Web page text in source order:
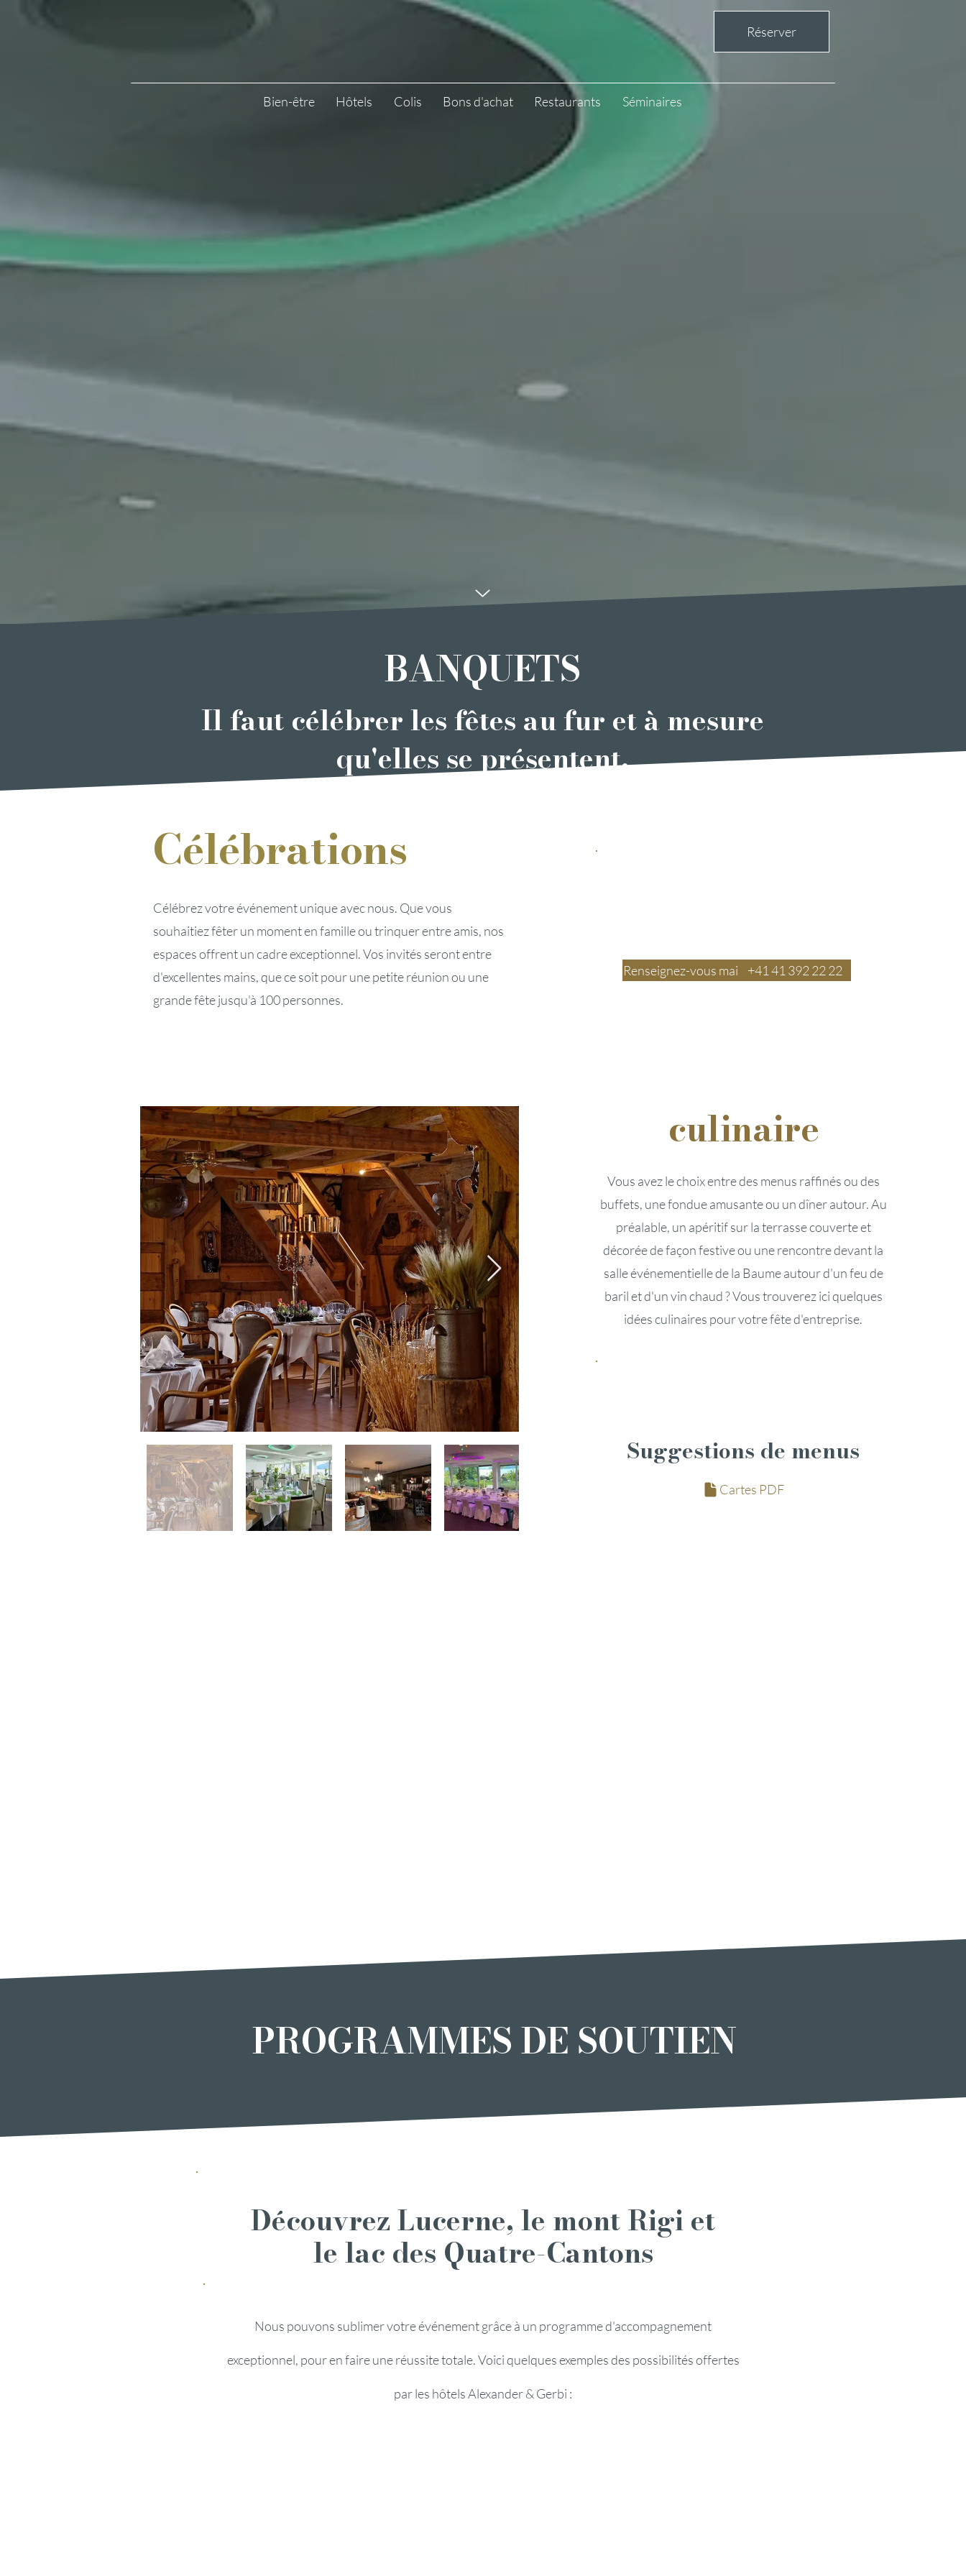
Réserver
Bien-être Hôtels Colis Bons d'achat Restaurants Séminaires
BANQUETS
Il faut célébrer les fêtes au fur et à mesure
qu'elles se présentent.
Célébrations
Célébrez votre événement unique avec nous. Que vous
souhaitiez fêter un moment en famille ou trinquer entre amis, nos
espaces offrent un cadre exceptionnel. Vos invités seront entre
d'excellentes mains, que ce soit pour une petite réunion ou une
grande fête jusqu'à 100 personnes.
Renseignez-vous maintenant‍+41 41 392 22 22
culinaire
Vous avez le choix entre des menus raffinés ou des
buffets, une fondue amusante ou un dîner autour. Au
préalable, un apéritif sur la terrasse couverte et
décorée de façon festive ou une rencontre devant la
salle événementielle de la Baume autour d'un feu de
baril et d'un vin chaud ? Vous trouverez ici quelques
idées culinaires pour votre fête d'entreprise.
Suggestions de menus
Cartes PDF
PROGRAMMES DE SOUTIEN
Nous pouvons sublimer votre événement grâce à un programme d'accompagnement
exceptionnel, pour en faire une réussite totale. Voici quelques exemples des possibilités offertes
par les hôtels Alexander & Gerbi :
Découvrez Lucerne, le mont Rigi et
le lac des Quatre-Cantons